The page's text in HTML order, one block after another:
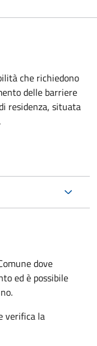
che richiedono
delle barriere
residenza, situata
dove
ed è possibile
verifica la